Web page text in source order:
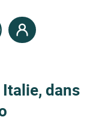
dans